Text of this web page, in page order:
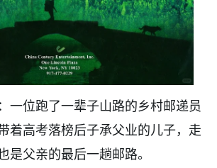
一位跑了一辈子山路的乡村邮递员
着高考落榜后子承父业的儿子，走
是父亲的最后一趟邮路。